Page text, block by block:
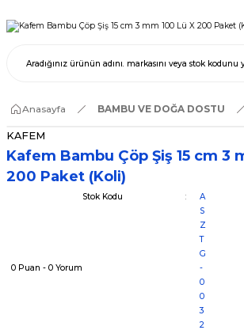
Anasayfa BAMBU VE DOĞA DOSTU
KAFEM
Kafem Bambu Çöp Şiş 15 cm 3
200 Paket (Koli)
0 Puan - 0 Yorum
Stok Kodu
A
S
Z
T
G
-
0
0
3
2